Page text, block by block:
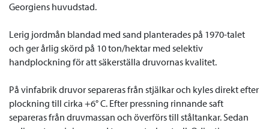
Georgiens huvudstad.
Lerig jordmån blandad med sand planterades på 1970-talet
och ger årlig skörd på 10 ton/hektar med selektiv
handplockning för att säkerställa druvornas kvalitet.
På vinfabrik druvor separeras från stjälkar och kyles direkt efter
plockning till cirka +6°C. Efter pressning rinnande saft
separeras från druvmassan och överförs till ståltankar. Sedan